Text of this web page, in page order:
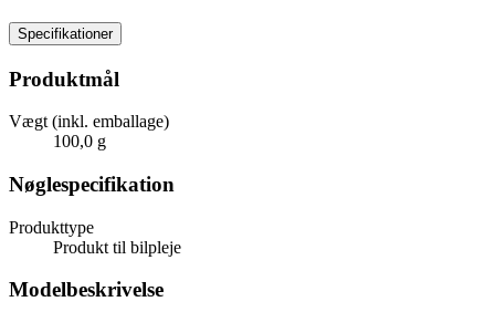
Specifikationer
Produktmål
Vægt (inkl. emballage)
100,0 g
Nøglespecifikation
Produkttype
Produkt til bilpleje
Modelbeskrivelse